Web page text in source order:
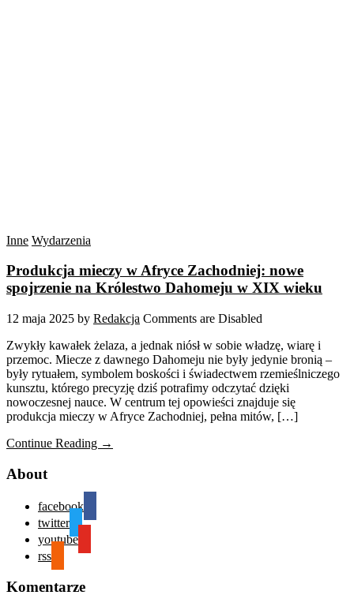
Inne Wydarzenia
Produkcja mieczy w Afryce Zachodniej: nowe
spojrzenie na Królestwo Dahomeju w XIX wieku
12 maja 2025 by Redakcja Comments are Disabled
Zwykły kawałek żelaza, a jednak niósł w sobie władzę, wiarę i
przemoc. Miecze z dawnego Dahomeju nie były jedynie bronią –
były rytuałem, symbolem boskości i świadectwem rzemieślniczego
kunsztu, którego precyzję dziś potrafimy odczytać dzięki
nowoczesnej nauce. W centrum tej opowieści znajduje się
produkcja mieczy w Afryce Zachodniej, pełna mitów, […]
Continue Reading →
About
facebook
twitter
youtube
rss
Komentarze